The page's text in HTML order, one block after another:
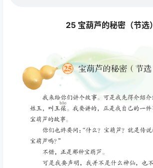
25 宝葫芦的秘密（节选）